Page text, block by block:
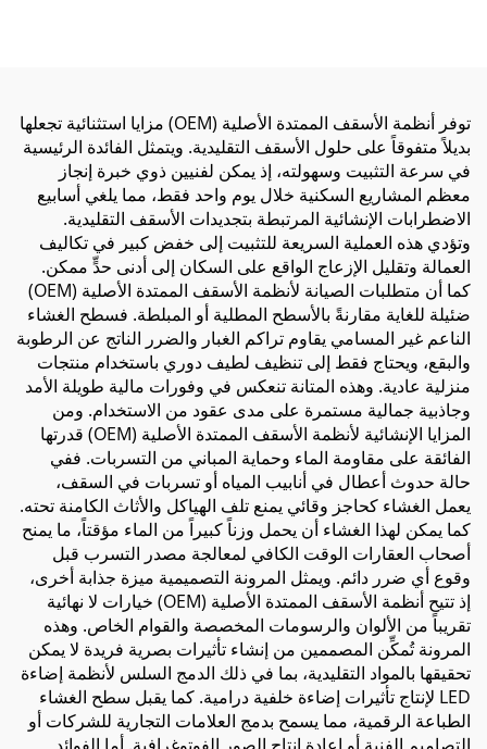
توفر أنظمة الأسقف الممتدة الأصلية (OEM) مزايا استثنائية تجعلها
بديلاً متفوقاً على حلول الأسقف التقليدية. ويتمثل الفائدة الرئيسية
في سرعة التثبيت وسهولته، إذ يمكن لفنيين ذوي خبرة إنجاز
معظم المشاريع السكنية خلال يوم واحد فقط، مما يلغي أسابيع
الاضطرابات الإنشائية المرتبطة بتجديدات الأسقف التقليدية.
وتؤدي هذه العملية السريعة للتثبيت إلى خفض كبير في تكاليف
العمالة وتقليل الإزعاج الواقع على السكان إلى أدنى حدٍّ ممكن.
كما أن متطلبات الصيانة لأنظمة الأسقف الممتدة الأصلية (OEM)
ضئيلة للغاية مقارنةً بالأسطح المطلية أو المبلطة. فسطح الغشاء
الناعم غير المسامي يقاوم تراكم الغبار والضرر الناتج عن الرطوبة
والبقع، ويحتاج فقط إلى تنظيف لطيف دوري باستخدام منتجات
منزلية عادية. وهذه المتانة تنعكس في وفورات مالية طويلة الأمد
وجاذبية جمالية مستمرة على مدى عقود من الاستخدام. ومن
المزايا الإنشائية لأنظمة الأسقف الممتدة الأصلية (OEM) قدرتها
الفائقة على مقاومة الماء وحماية المباني من التسربات. ففي
حالة حدوث أعطال في أنابيب المياه أو تسربات في السقف،
يعمل الغشاء كحاجز وقائي يمنع تلف الهياكل والأثاث الكامنة تحته.
كما يمكن لهذا الغشاء أن يحمل وزناً كبيراً من الماء مؤقتاً، ما يمنح
أصحاب العقارات الوقت الكافي لمعالجة مصدر التسرب قبل
وقوع أي ضرر دائم. ويمثل المرونة التصميمية ميزة جذابة أخرى،
إذ تتيح أنظمة الأسقف الممتدة الأصلية (OEM) خيارات لا نهائية
تقريباً من الألوان والرسومات المخصصة والقوام الخاص. وهذه
المرونة تُمكِّن المصممين من إنشاء تأثيرات بصرية فريدة لا يمكن
تحقيقها بالمواد التقليدية، بما في ذلك الدمج السلس لأنظمة إضاءة
LED لإنتاج تأثيرات إضاءة خلفية درامية. كما يقبل سطح الغشاء
الطباعة الرقمية، مما يسمح بدمج العلامات التجارية للشركات أو